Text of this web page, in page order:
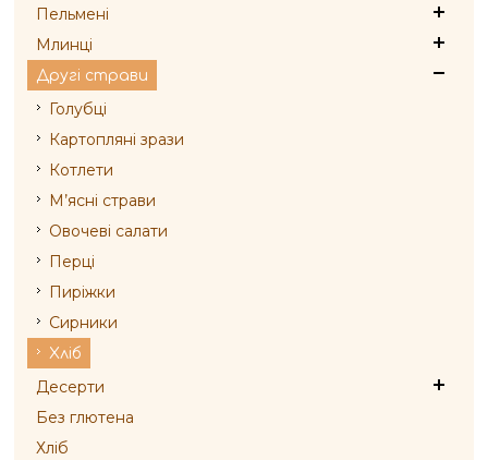
Пельмені
Млинці
Другі страви
Голубці
Картопляні зрази
Котлети
М’ясні страви
Овочеві салати
Перці
Пиріжки
Сирники
Хліб
Десерти
Без глютена
Хліб